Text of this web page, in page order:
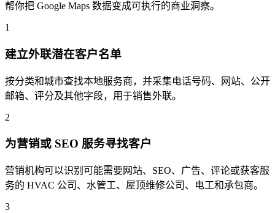
帮你把 Google Maps 数据变成可执行的商业洞察。
1
建立外联潜在客户名单
按分类和城市查找本地服务商，并采集电话号码、网站、公开
邮箱、评分及其他字段，用于销售外联。
2
为营销或 SEO 服务寻找客户
营销机构可以识别可能需要网站、SEO、广告、评论或获客服
务的 HVAC 公司、水管工、屋顶维修公司、电工和承包商。
3